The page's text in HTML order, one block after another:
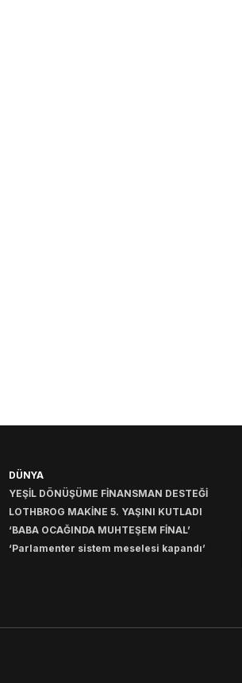
DÜNYA
YEŞİL DÖNÜŞÜME FİNANSMAN DESTEĞİ
LOTHBROG MAKİNE 5. YAŞINI KUTLADI
‘BABA OCAĞINDA MUHTEŞEM FİNAL’
‘Parlamenter sistem meselesi kapandı’